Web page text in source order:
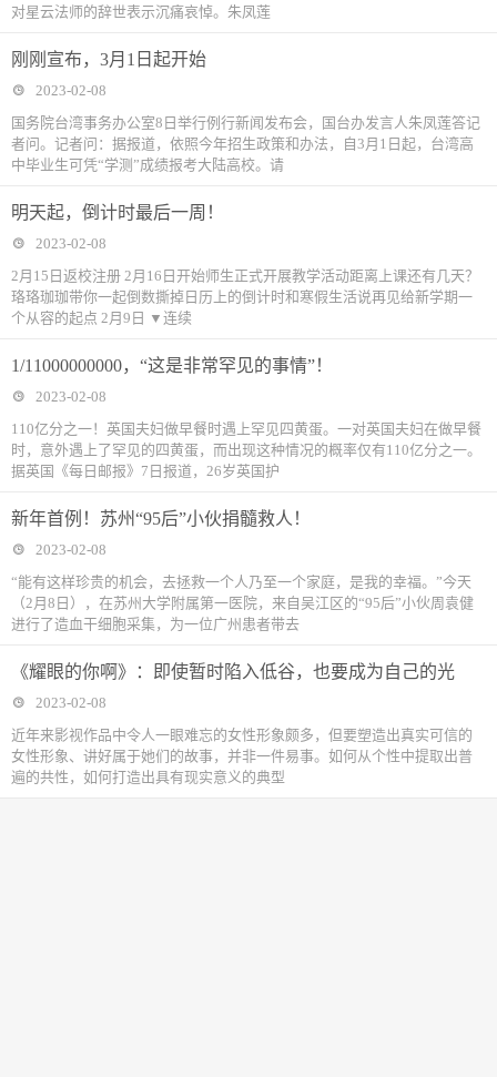
对星云法师的辞世表示沉痛哀悼。朱凤莲
刚刚宣布，3月1日起开始
2023-02-08
国务院台湾事务办公室8日举行例行新闻发布会，国台办发言人朱凤莲答记
者问。记者问：据报道，依照今年招生政策和办法，自3月1日起，台湾高
中毕业生可凭“学测”成绩报考大陆高校。请
明天起，倒计时最后一周！
2023-02-08
2月15日返校注册 2月16日开始师生正式开展教学活动距离上课还有几天？
珞珞珈珈带你一起倒数撕掉日历上的倒计时和寒假生活说再见给新学期一
个从容的起点 2月9日 ▼连续
1/11000000000，“这是非常罕见的事情”！
2023-02-08
110亿分之一！英国夫妇做早餐时遇上罕见四黄蛋。一对英国夫妇在做早餐
时，意外遇上了罕见的四黄蛋，而出现这种情况的概率仅有110亿分之一。
据英国《每日邮报》7日报道，26岁英国护
新年首例！苏州“95后”小伙捐髓救人！
2023-02-08
“能有这样珍贵的机会，去拯救一个人乃至一个家庭，是我的幸福。”今天
（2月8日），在苏州大学附属第一医院，来自吴江区的“95后”小伙周袁健
进行了造血干细胞采集，为一位广州患者带去
《耀眼的你啊》：即使暂时陷入低谷，也要成为自己的光
2023-02-08
近年来影视作品中令人一眼难忘的女性形象颇多，但要塑造出真实可信的
女性形象、讲好属于她们的故事，并非一件易事。如何从个性中提取出普
遍的共性，如何打造出具有现实意义的典型